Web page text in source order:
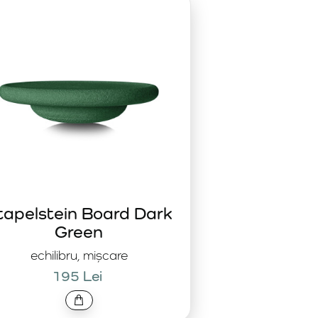
este perfectă pentru îmbunătățirea coordonării,
echilibru, mișcare
Board Dark
Green
195 Lei